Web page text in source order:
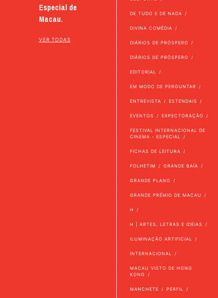
Especial de
Macau.
VER TODAS
DE TUDO E DE NADA
DIVINA COMÉDIA
DIÁRIOS DE PRÓSPERO
DIÁRIOS DE PRÓSPERO
EDITORIAL
EM MODO DE PERGUNTAR
ENTREVISTA ESTENDAIS
EVENTOS EXPECTORAÇÃO
FESTIVAL INTERNACIONAL DE
CINEMA - ESPECIAL
FICHAS DE LEITURA
FOLHETIM GRANDE BAÍA
GRANDE PLANO
GRANDE PRÉMIO DE MACAU
H
H | ARTES, LETRAS E IDEIAS
ILUMINAÇÃO ARTIFICIAL
INTERNACIONAL
MACAU VISTO DE HONG
KONG
MANCHETE PERFIL